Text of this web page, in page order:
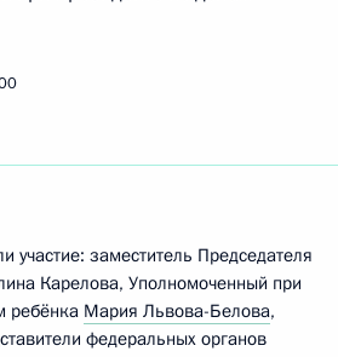
участие: заместитель Председателя
Карелова, Уполномоченный при
ребёнка Мария Львова-Белова,
федеральных органов